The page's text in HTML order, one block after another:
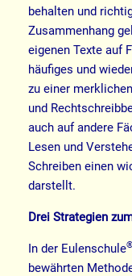
behalten und
Zusammenhang
eigenen Texte auf
häufiges und
zu einer
und
auch auf andere
Lesen und
Schreiben einen
darstellt.
Drei Strategien
In der Eulenschule®
bewährten